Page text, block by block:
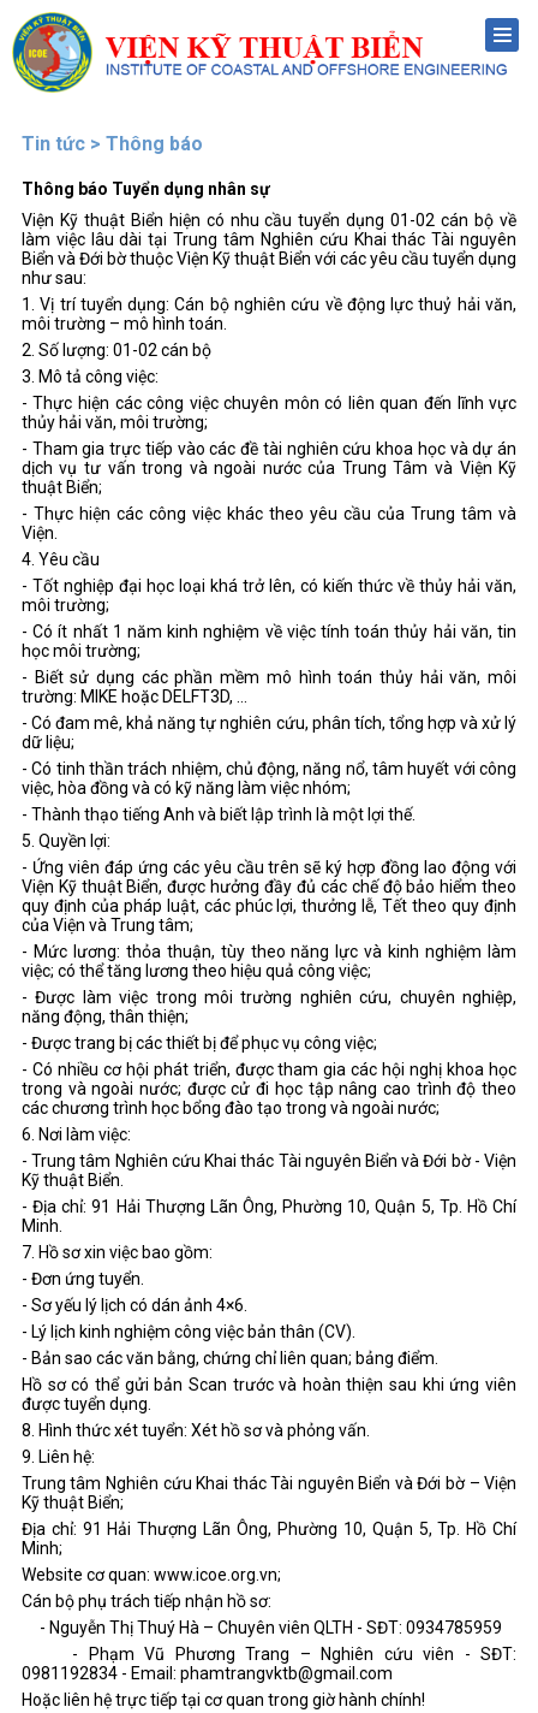
Menu
Tin tức > Thông báo
Thông báo Tuyển dụng nhân sự
Viện Kỹ thuật Biển hiện có nhu cầu tuyển dụng 01-02 cán bộ về
làm việc lâu dài tại Trung tâm Nghiên cứu Khai thác Tài nguyên
Biển và Đới bờ thuộc Viện Kỹ thuật Biển với các yêu cầu tuyển dụng
như sau:
1. Vị trí tuyển dụng: Cán bộ nghiên cứu về động lực thuỷ hải văn,
môi trường – mô hình toán.
2. Số lượng: 01-02 cán bộ
3. Mô tả công việc:
- Thực hiện các công việc chuyên môn có liên quan đến lĩnh vực
thủy hải văn, môi trường;
- Tham gia trực tiếp vào các đề tài nghiên cứu khoa học và dự án
dịch vụ tư vấn trong và ngoài nước của Trung Tâm và Viện Kỹ
thuật Biển;
- Thực hiện các công việc khác theo yêu cầu của Trung tâm và
Viện.
4. Yêu cầu
- Tốt nghiệp đại học loại khá trở lên, có kiến thức về thủy hải văn,
môi trường;
- Có ít nhất 1 năm kinh nghiệm về việc tính toán thủy hải văn, tin
học môi trường;
- Biết sử dụng các phần mềm mô hình toán thủy hải văn, môi
trường: MIKE hoặc DELFT3D, ...
- Có đam mê, khả năng tự nghiên cứu, phân tích, tổng hợp và xử lý
dữ liệu;
- Có tinh thần trách nhiệm, chủ động, năng nổ, tâm huyết với công
việc, hòa đồng và có kỹ năng làm việc nhóm;
- Thành thạo tiếng Anh và biết lập trình là một lợi thế.
5. Quyền lợi:
- Ứng viên đáp ứng các yêu cầu trên sẽ ký hợp đồng lao động với
Viện Kỹ thuật Biển, được hưởng đầy đủ các chế độ bảo hiểm theo
quy định của pháp luật, các phúc lợi, thưởng lễ, Tết theo quy định
của Viện và Trung tâm;
- Mức lương: thỏa thuận, tùy theo năng lực và kinh nghiệm làm
việc; có thể tăng lương theo hiệu quả công việc;
- Được làm việc trong môi trường nghiên cứu, chuyên nghiệp,
năng động, thân thiện;
- Được trang bị các thiết bị để phục vụ công việc;
- Có nhiều cơ hội phát triển, được tham gia các hội nghị khoa học
trong và ngoài nước; được cử đi học tập nâng cao trình độ theo
các chương trình học bổng đào tạo trong và ngoài nước;
6. Nơi làm việc:
- Trung tâm Nghiên cứu Khai thác Tài nguyên Biển và Đới bờ - Viện
Kỹ thuật Biển.
- Địa chỉ: 91 Hải Thượng Lãn Ông, Phường 10, Quận 5, Tp. Hồ Chí
Minh.
7. Hồ sơ xin việc bao gồm:
- Đơn ứng tuyển.
- Sơ yếu lý lịch có dán ảnh 4×6.
- Lý lịch kinh nghiệm công việc bản thân (CV).
- Bản sao các văn bằng, chứng chỉ liên quan; bảng điểm.
Hồ sơ có thể gửi bản Scan trước và hoàn thiện sau khi ứng viên
được tuyển dụng.
8. Hình thức xét tuyển: Xét hồ sơ và phỏng vấn.
9. Liên hệ:
Trung tâm Nghiên cứu Khai thác Tài nguyên Biển và Đới bờ – Viện
Kỹ thuật Biển;
Địa chỉ: 91 Hải Thượng Lãn Ông, Phường 10, Quận 5, Tp. Hồ Chí
Minh;
Website cơ quan: www.icoe.org.vn;
Cán bộ phụ trách tiếp nhận hồ sơ:
- Nguyễn Thị Thuý Hà – Chuyên viên QLTH - SĐT: 0934785959
- Phạm Vũ Phương Trang – Nghiên cứu viên - SĐT:
0981192834 - Email: phamtrangvktb@gmail.com
Hoặc liên hệ trực tiếp tại cơ quan trong giờ hành chính!